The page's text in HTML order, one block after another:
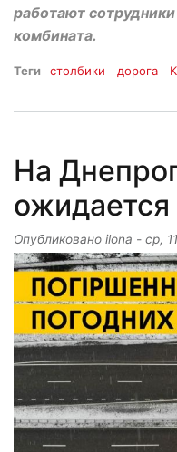
работают
комбината.
Теги столбики дорога
На
Опубликовано ilona - ср,